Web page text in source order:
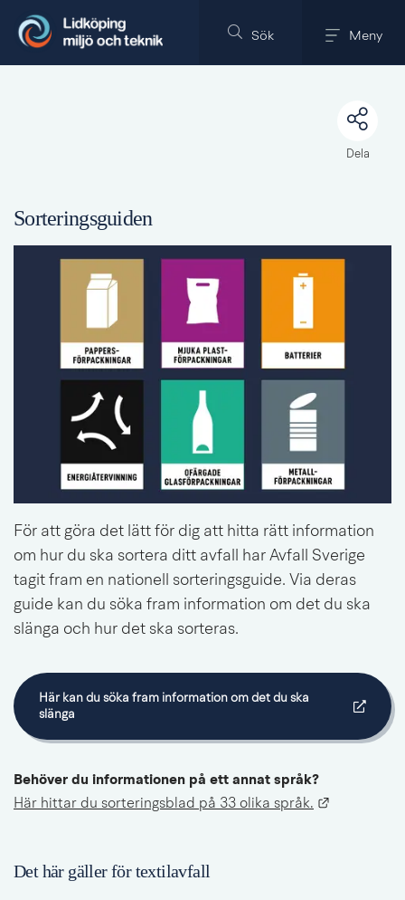
Sök Meny
Dela
Sorteringsguiden
För att göra det lätt för dig att hitta rätt information
om hur du ska sortera ditt avfall har Avfall Sverige
tagit fram en nationell sorteringsguide. Via deras
guide kan du söka fram information om det du ska
slänga och hur det ska sorteras.
Här kan du söka fram information om det du ska
slänga
Länk till annan webbplats.
Behöver du informationen på ett annat språk?
Här hittar du sorteringsblad på 33 olika språk.
Det här gäller för textilavfall